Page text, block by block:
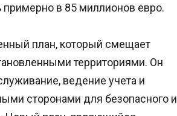
примерно в 85 миллионов евро.
план, который смещает
территориями. Он
ведение учета и
сторонами для безопасного и